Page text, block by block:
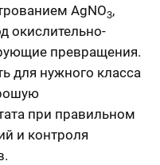
AgNO3,
окислительно-
превращения.
для нужного класса
при правильном
и контроля